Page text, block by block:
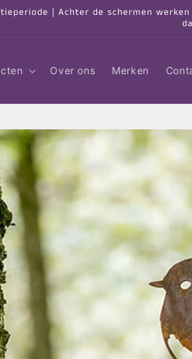
| Achter de schermen
Over ons Merken
naar